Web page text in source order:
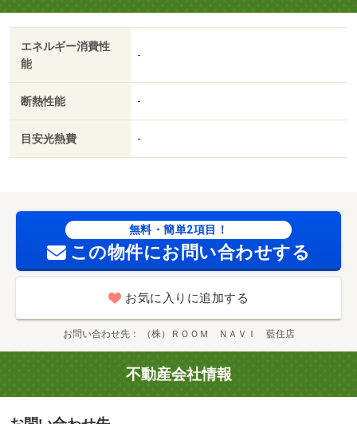
エネルギー消費性
能
-
断熱性能 -
目安光熱費 -
無料・簡単2項目！
この物件にお問い合わせする
お気に入りに追加する
お問い合わせ先 （株）ＲＯＯＭ ＮＡＶＩ 藍住店
不動産会社情報